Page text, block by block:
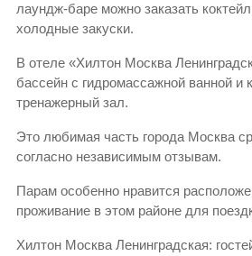
лаундж-баре можно заказать
холодные закуски.
В отеле «Хилтон Москва
бассейн с гидромассажной ванной и
тренажерный зал.
Это любимая часть города Москва
согласно независимым отзывам.
Парам особенно нравится
проживание в этом районе для
Хилтон Москва Ленинградская: